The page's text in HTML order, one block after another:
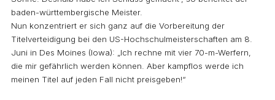
baden-württembergische Meister.
Nun konzentriert er sich ganz auf die Vorbereitung der
Titelverteidigung bei den US-Hochschulmeisterschaften am 8.
Juni in Des Moines (Iowa): „Ich rechne mit vier 70-m-Werfern,
die mir gefährlich werden können. Aber kampflos werde ich
meinen Titel auf jeden Fall nicht preisgeben!“